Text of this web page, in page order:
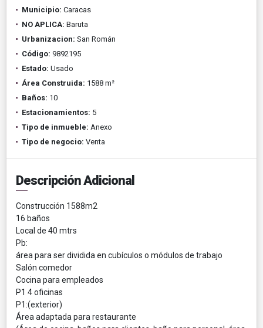
Municipio: Caracas
NO APLICA: Baruta
Urbanizacion: San Román
Código: 9892195
Estado: Usado
Área Construida: 1588 m²
Baños: 10
Estacionamientos: 5
Tipo de inmueble: Anexo
Tipo de negocio: Venta
Descripción Adicional
Construcción 1588m2
16 baños
Local de 40 mtrs
Pb:
área para ser dividida en cubículos o módulos de trabajo
Salón comedor
Cocina para empleados
P1 4 oficinas
P1:(exterior)
Área adaptada para restaurante